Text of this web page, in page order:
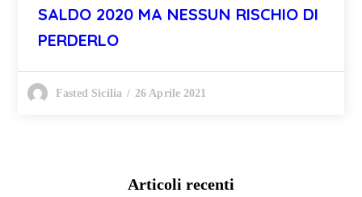
SALDO 2020 MA NESSUN RISCHIO DI
PERDERLO
Fasted Sicilia 26 Aprile 2021
Articoli recenti